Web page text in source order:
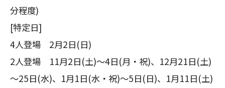
分程度)
[特定日]
4人登場 2月2日(日)
2人登場 11月2日(土)～4日(月・祝)、12月21日(土)
～25日(水)、1月1日(水・祝)～5日(日)、1月11日(土)